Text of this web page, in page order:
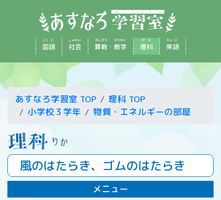
国
こく
語
ご
社
しゃ
会
かい
算
さん
数
すう
・ 数
すう
学
がく
理
り
科
か
英
えい
語
ご
あすなろ学習室 TOP
理科 TOP
小学校３学年
物質・エネルギーの部屋
風のはたらき、ゴムのはたらき
メニュー